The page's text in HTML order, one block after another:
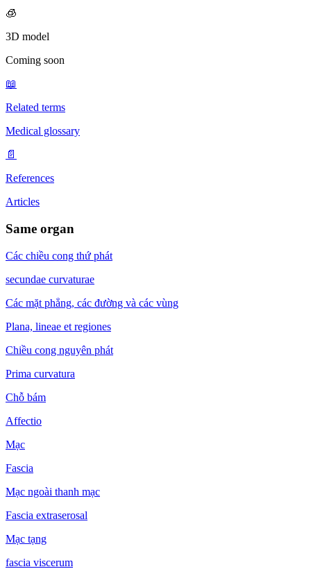
🧊
3D model
Coming soon
📖
Related terms
Medical glossary
📄
References
Articles
Same organ
Các chiều cong thứ phát
secundae curvaturae
Các mặt phẳng, các đường và các vùng
Plana, lineae et regiones
Chiều cong nguyên phát
Prima curvatura
Chỗ bám
Affectio
Mạc
Fascia
Mạc ngoài thanh mạc
Fascia extraserosal
Mạc tạng
fascia viscerum